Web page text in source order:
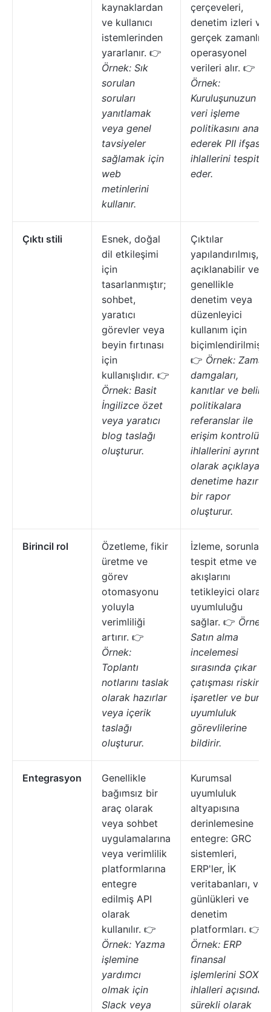
kaynaklardan
ve kullanıcı
istemlerinden
yararlanır. 👉
Örnek: Sık
sorulan
soruları
yanıtlamak
veya genel
tavsiyeler
sağlamak için
web
metinlerini
kullanır.
çerçeveleri,
denetim izleri ve
gerçek zamanlı
operasyonel
verileri alır. 👉
Örnek:
Kuruluşunuzun
veri işleme
politikasını analiz
ederek PII ifşası
ihlallerini tespit
eder.
Çıktı stili
Esnek, doğal
dil etkileşimi
için
tasarlanmıştır;
sohbet,
yaratıcı
görevler veya
beyin fırtınası
için
kullanışlıdır. 👉
Örnek: Basit
İngilizce özet
veya yaratıcı
blog taslağı
oluşturur.
Çıktılar
yapılandırılmış,
açıklanabilir ve
genellikle
denetim veya
düzenleyici
kullanım için
👉 Örnek: Zaman
damgaları,
kanıtlar ve belirli
politikalara
referanslar ile
erişim kontrolü
ihlallerini ayrıntılı
olarak açıklayan,
denetime hazır
bir rapor
oluşturur.
Birincil rol
Özetleme, fikir
üretme ve
görev
otomasyonu
yoluyla
verimliliği
artırır. 👉
Örnek:
Toplantı
notlarını taslak
olarak hazırlar
veya içerik
taslağı
oluşturur.
İzleme, sorunları
tespit etme ve ş
akışlarını
tetikleyici olarak
uyumluluğu
sağlar. 👉 Örnek:
Satın alma
incelemesi
sırasında çıkar
çatışması riskini
işaretler ve bunu
uyumluluk
görevlilerine
bildirir.
Entegrasyon
Genellikle
bağımsız bir
araç olarak
veya sohbet
uygulamalarına
veya verimlilik
platformlarına
entegre
edilmiş API
olarak
kullanılır. 👉
Örnek: Yazma
işlemine
yardımcı
olmak için
Slack veya
Kurumsal
uyumluluk
altyapısına
derinlemesine
entegre: GRC
sistemleri,
ERP'ler, İK
veritabanları, veri
günlükleri ve
denetim
platformları. 👉
Örnek: ERP
finansal
işlemlerini SOX
ihlalleri açısından
sürekli olarak